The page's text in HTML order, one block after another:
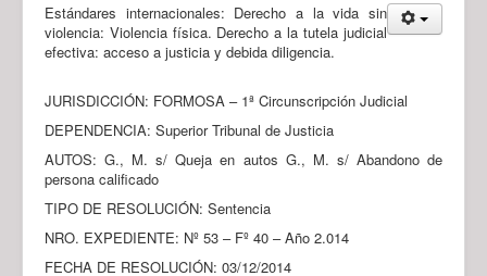
Estándares internacionales: Derecho a la vida sin
violencia: Violencia física. Derecho a la tutela judicial
efectiva: acceso a justicia y debida diligencia.
JURISDICCIÓN: FORMOSA – 1ª Circunscripción Judicial
DEPENDENCIA: Superior Tribunal de Justicia
AUTOS: G., M. s/ Queja en autos G., M. s/ Abandono de
persona calificado
TIPO DE RESOLUCIÓN: Sentencia
NRO. EXPEDIENTE: Nº 53 – Fº 40 – Año 2.014
FECHA DE RESOLUCIÓN: 03/12/2014